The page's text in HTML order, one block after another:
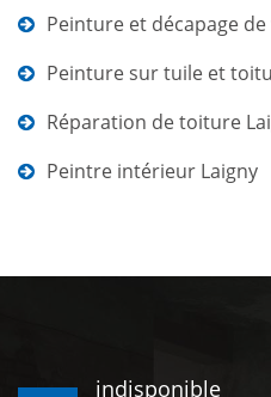
Peinture et décapage
Peinture sur tuile et
Réparation de toiture
Peintre intérieur Laigny
indisponible